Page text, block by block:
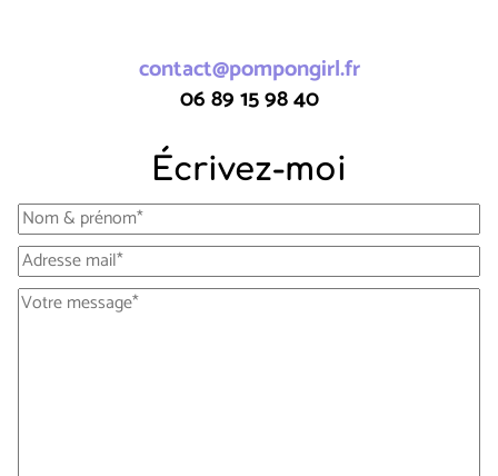
contact@pompongirl.fr
06 89 15 98 40
Écrivez-moi